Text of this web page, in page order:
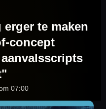
te maken
concept
07:00